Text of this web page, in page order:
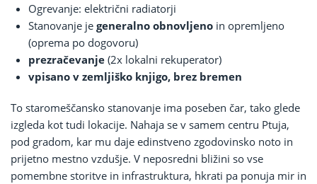
Ogrevanje: električni radiatorji
Stanovanje je generalno obnovljeno in opremljeno
(oprema po dogovoru)
prezračevanje (2x lokalni rekuperator)
vpisano v zemljiško knjigo, brez bremen
To staromeščansko stanovanje ima poseben čar, tako glede
izgleda kot tudi lokacije. Nahaja se v samem centru Ptuja,
pod gradom, kar mu daje edinstveno zgodovinsko noto in
prijetno mestno vzdušje. V neposredni bližini so vse
pomembne storitve in infrastruktura, hkrati pa ponuja mir in